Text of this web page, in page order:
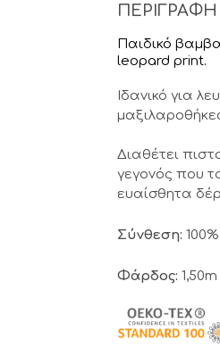
ΠΕΡΙΓΡΑΦΗ
Παιδικό
leopard print.
Ιδανικό για
Διαθέτει
γεγονός που
ευαίσθητα
Σύνθεση:
Φάρδος: 1,50m